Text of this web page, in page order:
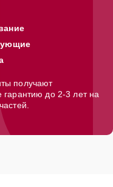
получают
гарантию до 2-3 лет на